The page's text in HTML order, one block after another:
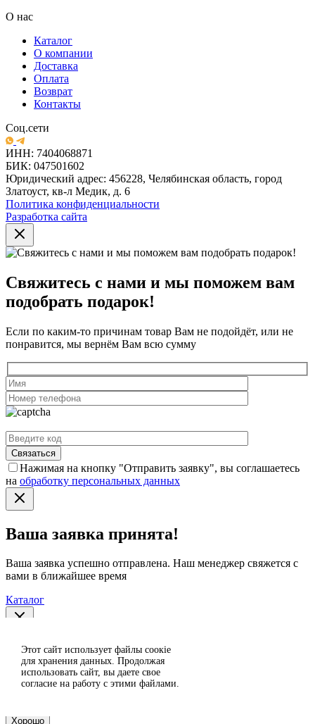
О нас
Каталог
О компании
Доставка
Оплата
Возврат
Контакты
Соц.сети
ИНН: 7404068871
БИК: 047501602
Юридический адрес: 456228, Челябинская область, город
Златоуст, кв-л Медик, д. 6
Политика конфиденциальности
Разработка сайта
Свяжитесь с нами и мы поможем вам
подобрать подарок!
Если по каким-то причинам товар Вам не подойдёт, или не
понравится, мы вернём Вам всю сумму
Нажимая на кнопку "Отправить заявку", вы соглашаетесь
на обработку персональных данных
Ваша заявка принята!
Ваша заявка успешно отправлена. Наш менеджер свяжется с
вами в ближайшее время
Каталог
Спасибо за отзыв!
Ваш отзыв отправлен на модерацию и появится на сайте
Хорошо
Этот сайт использует файлы сoокіе
для хранения данных. Продолжая
использовать сайт, вы даете свое
согласие на работу с этими файлами.